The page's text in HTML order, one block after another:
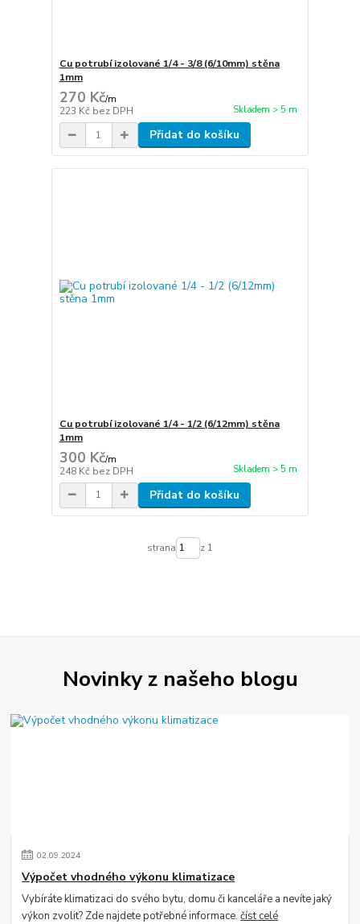
Cu potrubí izolované 1/4 - 3/8 (6/10mm) stěna
1mm
270 Kč/m
223 Kč bez DPH Skladem > 5 m
Přidat do košíku
Cu potrubí izolované 1/4 - 1/2 (6/12mm) stěna
1mm
300 Kč/m
248 Kč bez DPH Skladem > 5 m
Přidat do košíku
strana z 1
Novinky z našeho blogu
02.09.2024
Výpočet vhodného výkonu klimatizace
Vybíráte klimatizaci do svého bytu, domu či kanceláře a nevíte jaký
výkon zvolit? Zde najdete potřebné informace.číst celé